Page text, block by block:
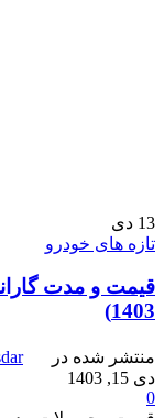
13 دی
تازه های خودرو
قیمت و مدت
1403)
منتشر شده در
دی 15, 1403
0